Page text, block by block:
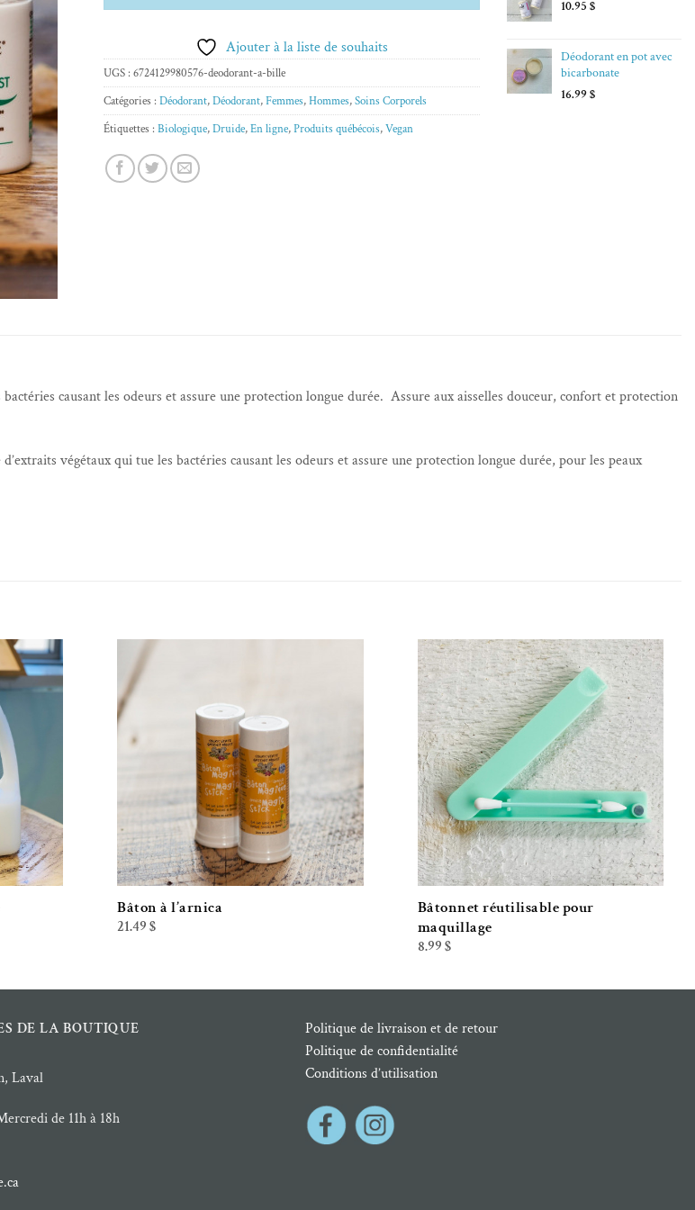
Ajouter à la liste de souhaits
UGS : 6724129980576-deodorant-a-bille
Catégories : Déodorant,Déodorant,Femmes,Hommes,Soins Corporels
Étiquettes : Biologique,Druide,En ligne,Produits québécois,Vegan
10.95 $
Déodorant en pot avec
bicarbonate
16.99$
causant les odeurs et assure une protection longue durée. Assure aux aisselles douceur, confort et protection
végétaux qui tue les bactéries causant les odeurs et assure une protection longue durée, pour les peaux
Bâton à l’arnica
21.49 $
Ajouter à la liste de souhaits
Bâtonnet réutilisable pour
maquillage
8.99 $
DE LA BOUTIQUE
Laval
de 11h à 18h
Politique de livraison et de retour
Politique de confidentialité
Conditions d’utilisation